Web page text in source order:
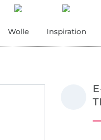
Wolle Inspiration